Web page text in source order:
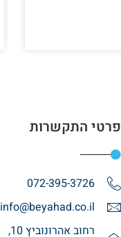
פרטי התקשרות
072-395-3726
info@beyahad.co.il
רחוב אהרונוביץ 10,